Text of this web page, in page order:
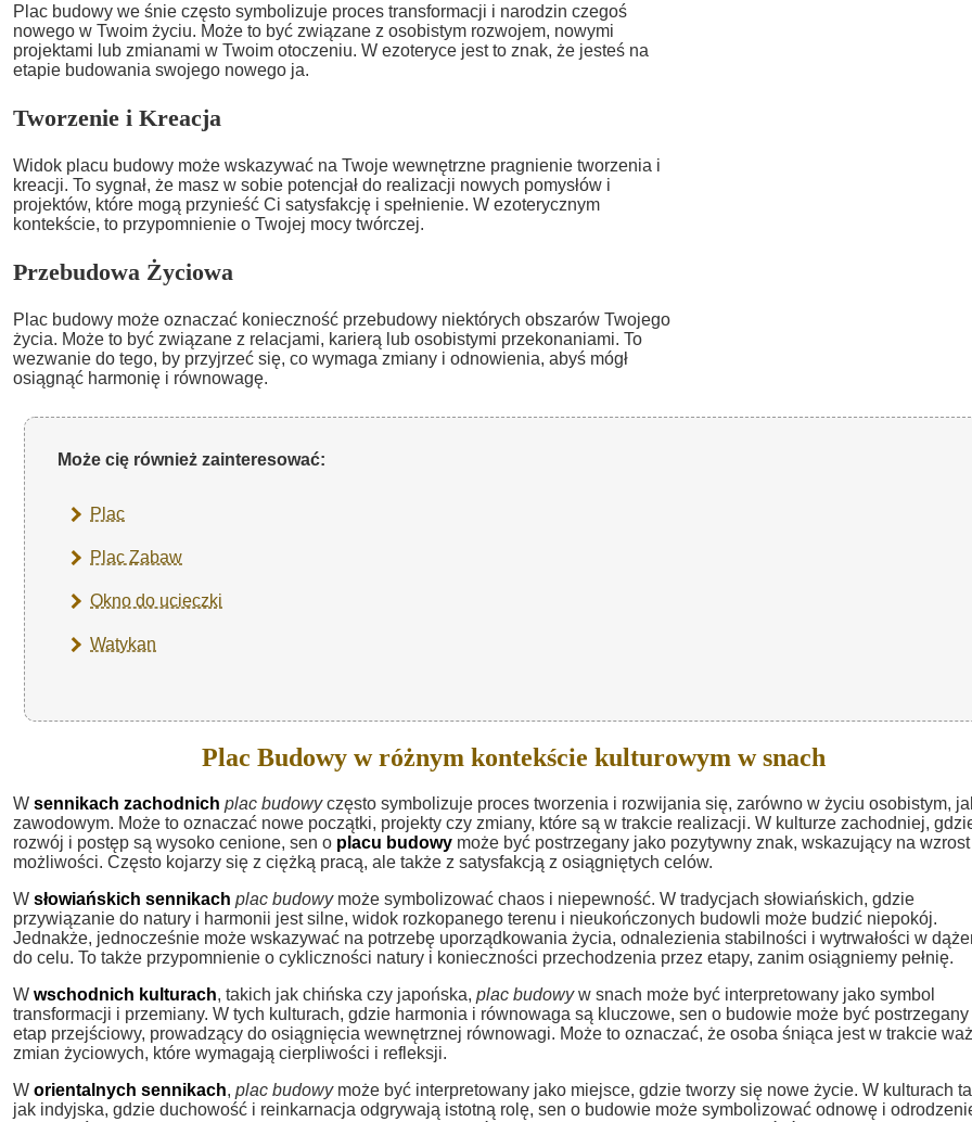
Plac budowy we śnie często symbolizuje proces transformacji i narodzin czegoś
nowego w Twoim życiu. Może to być związane z osobistym rozwojem, nowymi
projektami lub zmianami w Twoim otoczeniu. W ezoteryce jest to znak, że jesteś na
etapie budowania swojego nowego ja.
Tworzenie i Kreacja
Widok placu budowy może wskazywać na Twoje wewnętrzne pragnienie tworzenia i
kreacji. To sygnał, że masz w sobie potencjał do realizacji nowych pomysłów i
projektów, które mogą przynieść Ci satysfakcję i spełnienie. W ezoterycznym
kontekście, to przypomnienie o Twojej mocy twórczej.
Przebudowa Życiowa
Plac budowy może oznaczać konieczność przebudowy niektórych obszarów Twojego
życia. Może to być związane z relacjami, karierą lub osobistymi przekonaniami. To
wezwanie do tego, by przyjrzeć się, co wymaga zmiany i odnowienia, abyś mógł
osiągnąć harmonię i równowagę.
Może cię również zainteresować:
Plac
Plac Zabaw
Okno do ucieczki
Watykan
Plac Budowy w różnym kontekście kulturowym w snach
W sennikach zachodnich plac budowyczęsto symbolizuje proces tworzenia i rozwijania się, zarówno w życiu osobistym,
zawodowym. Może to oznaczać nowe początki, projekty czy zmiany, które są w trakcie realizacji. W kulturze zachodniej,
rozwój i postęp są wysoko cenione, sen o placu budowy może być postrzegany jako pozytywny znak, wskazujący na
możliwości. Często kojarzy się z ciężką pracą, ale także z satysfakcją z osiągniętych celów.
W słowiańskich sennikach plac budowymoże symbolizować chaos i niepewność. W tradycjach słowiańskich, gdzie
przywiązanie do natury i harmonii jest silne, widok rozkopanego terenu i nieukończonych budowli może budzić niepokój.
Jednakże, jednocześnie może wskazywać na potrzebę uporządkowania życia, odnalezienia stabilności i wytrwałości w
do celu. To także przypomnienie o cykliczności natury i konieczności przechodzenia przez etapy, zanim osiągniemy pełnię.
W wschodnich kulturach, takich jak chińska czy japońska, plac budowyw snach może być interpretowany jako symbol
transformacji i przemiany. W tych kulturach, gdzie harmonia i równowaga są kluczowe, sen o budowie może być
etap przejściowy, prowadzący do osiągnięcia wewnętrznej równowagi. Może to oznaczać, że osoba śniąca jest w trakcie
zmian życiowych, które wymagają cierpliwości i refleksji.
W orientalnych sennikach, plac budowymoże być interpretowany jako miejsce, gdzie tworzy się nowe życie. W kulturach
jak indyjska, gdzie duchowość i reinkarnacja odgrywają istotną rolę, sen o budowie może symbolizować odnowę i